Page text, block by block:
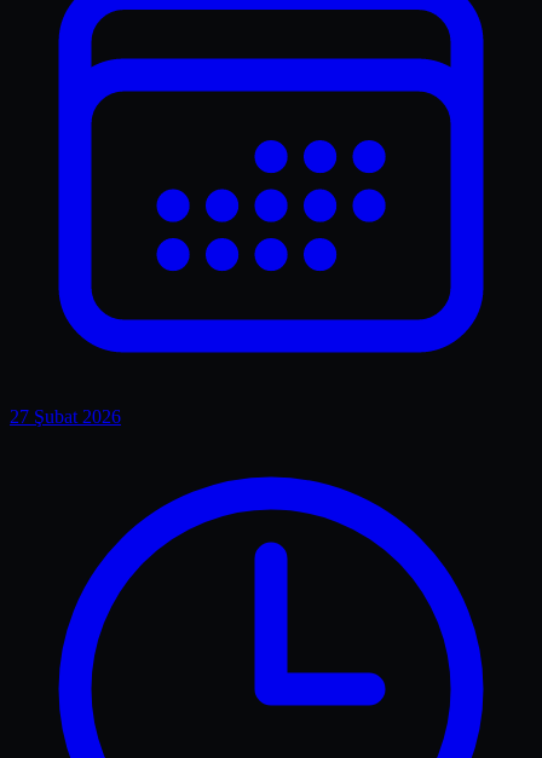
27 Şubat 2026